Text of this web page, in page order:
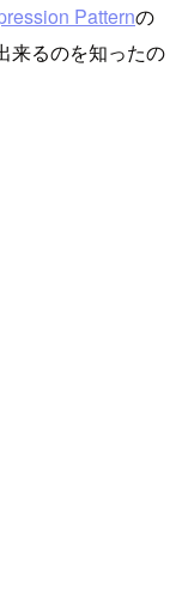
Patternの
来るのを知ったの